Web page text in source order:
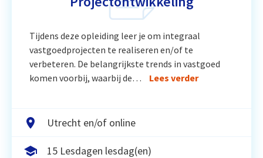
Tijdens deze opleiding leer je om integraal
vastgoedprojecten te realiseren en/of te
verbeteren. De belangrijkste trends in vastgoed
komen voorbij, waarbij de…
Lees verder
Utrecht en/of online
15 Lesdagen lesdag(en)